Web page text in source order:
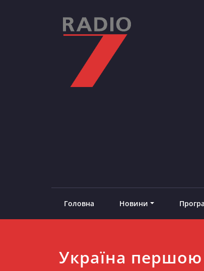
Головна Новини
Україна першою